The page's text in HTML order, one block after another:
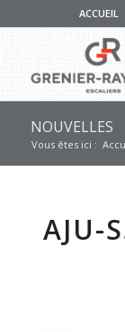
ACCUEIL
NOUVELLES
Vous êtes ici :
AJU-